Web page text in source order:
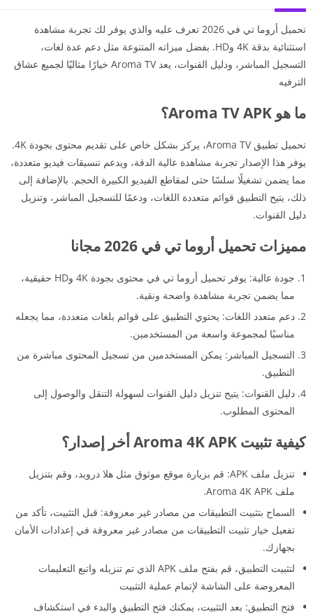
تحميل أروما تي في 2026 تعرف عليه والذي يوفر لك تجربة مشاهدة
استثنائية بدقة 4K وHD. بفضل ميزاته المتنوعة مثل دعم عدة لغات،
التسجيل المباشر، ودليل القنوات، يعد Aroma TV خيارًا مثاليًا لجميع عشاق
الترفيه
ما هو Aroma TV APK؟
تحميل تطبيق Aroma TV، يركز بشكل خاص على تقديم محتوى بجودة 4K.
يوفر هذا الإصدار تجربة مشاهدة عالية الدقة، ويدعم تنسيقات فيديو متعددة،
مما يضمن تشغيلًا سلسًا حتى لمقاطع الفيديو الكبيرة الحجم. بالإضافة إلى
ذلك، يتيح التطبيق قوائم متعددة اللغات، ودعمًا للتسجيل المباشر، وتنزيل
دليل القنوات.
مميزات تحميل أروما تي في 2026 مجانا
جودة عالية: يوفر تحميل أروما تي في محتوى بجودة 4K وHD حقيقية،
مما يضمن تجربة مشاهدة واضحة ونقية.
دعم متعدد اللغات: يحتوي التطبيق على قوائم بلغات متعددة، مما يجعله
مناسبًا لمجموعة واسعة من المستخدمين.
التسجيل المباشر: يمكن المستخدمين من تسجيل المحتوى مباشرة من
التطبيق.
دليل القنوات: يتيح تنزيل دليل القنوات لسهولة التنقل والوصول إلى
المحتوى المطلوب.
كيفية تثبيت Aroma 4K APK أخر إصدار؟
تنزيل ملف APK: قم بزيارة موقع موثوق مثل هلا درويد، وقم بتنزيل
ملف Aroma 4K APK.
السماح بتثبيت التطبيقات من مصادر غير معروفة: قبل التثبيت، تأكد من
تفعيل خيار تثبيت التطبيقات من مصادر غير معروفة في إعدادات الأمان
بجهازك.
لتثبيت التطبيق، قم بفتح ملف APK الذي تم تنزيله واتبع التعليمات
المعروضة على الشاشة لإتمام عملية التثبيت
فتح التطبيق: بعد التثبيت، يمكنك فتح التطبيق والبدء في استكشاف